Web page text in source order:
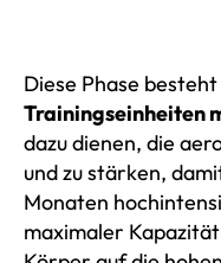
Diese Phase
Trainingseinheiten
dazu dienen, die
und zu stärken,
Monaten
maximaler